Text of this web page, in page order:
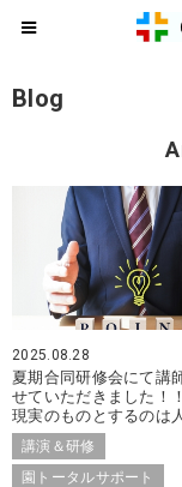
Blog
2025.08.28
夏期合同研修会にて講
せていただきました
現実のものとするのは
講演＆研修
園トータルサポート